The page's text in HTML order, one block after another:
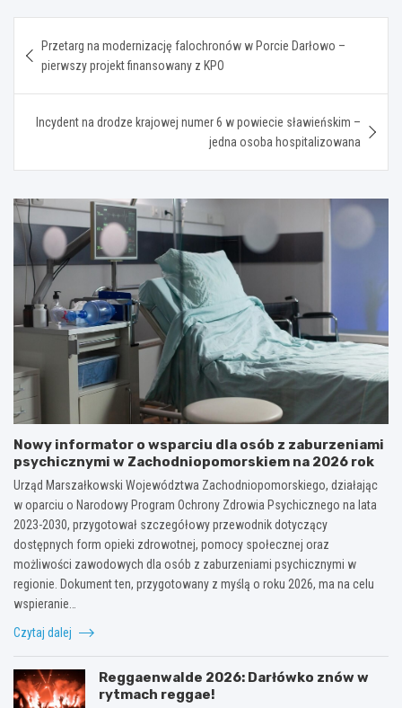
wpisu
Przetarg na modernizację falochronów w Porcie Darłowo –
pierwszy projekt finansowany z KPO
Incydent na drodze krajowej numer 6 w powiecie sławieńskim –
jedna osoba hospitalizowana
Nowy informator o wsparciu dla osób z zaburzeniami
psychicznymi w Zachodniopomorskiem na 2026 rok
Urząd Marszałkowski Województwa Zachodniopomorskiego, działając
w oparciu o Narodowy Program Ochrony Zdrowia Psychicznego na lata
2023-2030, przygotował szczegółowy przewodnik dotyczący
dostępnych form opieki zdrowotnej, pomocy społecznej oraz
możliwości zawodowych dla osób z zaburzeniami psychicznymi w
regionie. Dokument ten, przygotowany z myślą o roku 2026, ma na celu
wspieranie…
Czytaj dalej
Reggaenwalde 2026: Darłówko znów w
rytmach reggae!